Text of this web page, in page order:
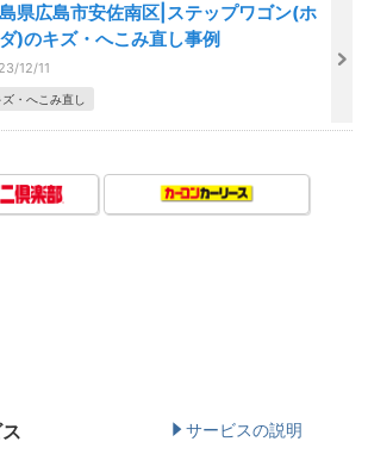
県広島市安佐南区|ステップワゴン(ホ
)のキズ・へこみ直し事例
12/11
ズ・へこみ直し
サービスの説明